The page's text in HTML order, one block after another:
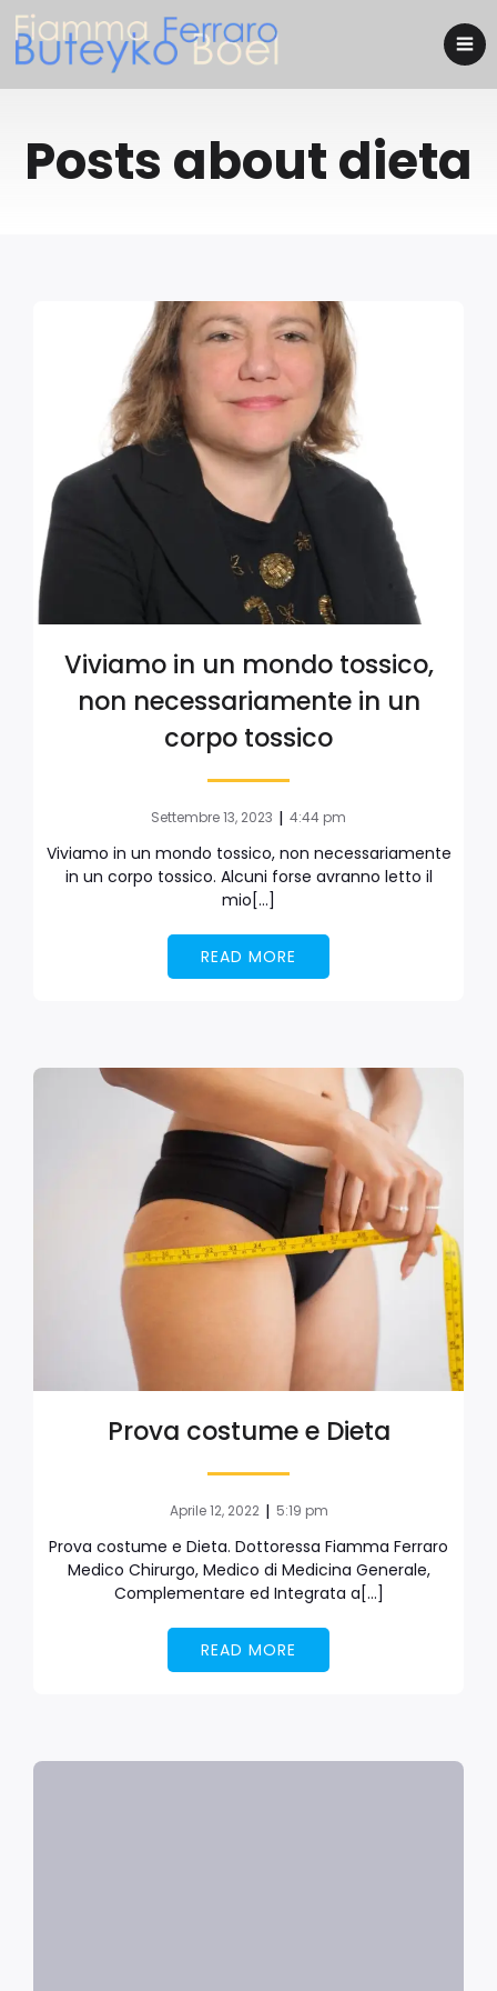
Posts about dieta
Viviamo in un mondo tossico,
non necessariamente in un
corpo tossico
Settembre 13, 2023 | 4:44 pm
Viviamo in un mondo tossico, non necessariamente
in un corpo tossico. Alcuni forse avranno letto il
mio[…]
READ MORE
Prova costume e Dieta
Aprile 12, 2022 | 5:19 pm
Prova costume e Dieta. Dottoressa Fiamma Ferraro
Medico Chirurgo, Medico di Medicina Generale,
Complementare ed Integrata a[…]
READ MORE